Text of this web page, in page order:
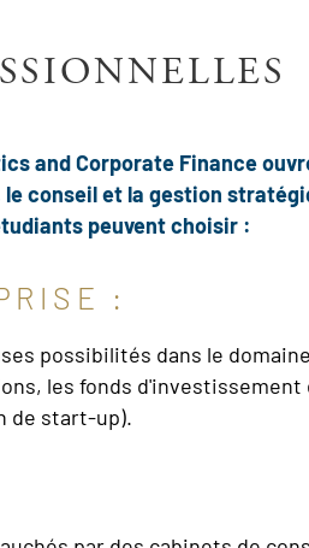
and Corporate Finance
conseil et la gestion
peuvent choisir :
:
possibilités dans le
les fonds
de start-up).